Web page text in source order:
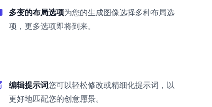
多变的布局选项为您的生成图像选择多种布局选
项，更多选项即将到来。
编辑提示词您可以轻松修改或精细化提示词，以
更好地匹配您的创意愿景。